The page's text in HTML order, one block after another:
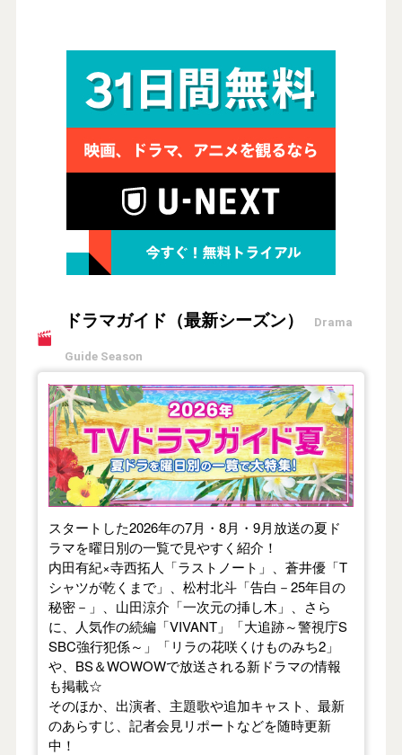
ドラマガイド（最新シーズン） Drama
Guide Season
【2026年夏】TVドラマガイド
スタートした2026年の7月・8月・9月放送の夏ド
ラマを曜日別の一覧で見やすく紹介！
内田有紀×寺西拓人「ラストノート」、蒼井優「T
シャツが乾くまで」、松村北斗「告白－25年目の
秘密－」、山田涼介「一次元の挿し木」、さら
に、人気作の続編「VIVANT」「大追跡～警視庁S
SBC強行犯係～」「リラの花咲くけものみち2」
や、BS＆WOWOWで放送される新ドラマの情報
も掲載☆
そのほか、出演者、主題歌や追加キャスト、最新
のあらすじ、記者会見リポートなどを随時更新
中！